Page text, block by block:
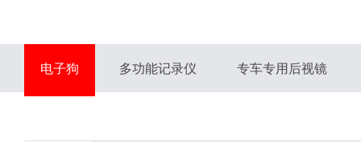
电子狗 多功能记录仪 专车专用后视镜